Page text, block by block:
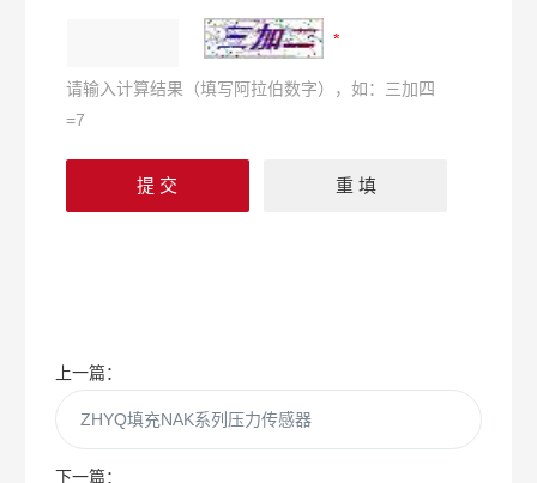
请输入计算结果（填写阿拉伯数字），如：三加四
=7
上一篇：
ZHYQ填充NAK系列压力传感器
下一篇：